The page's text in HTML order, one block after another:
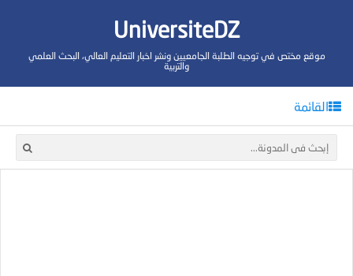
UniversiteDZ
موقع مختص في توجيه الطلبة الجامعيين ونشر اخبار التعليم العالي، البحث العلمي
والتربية
القائمة